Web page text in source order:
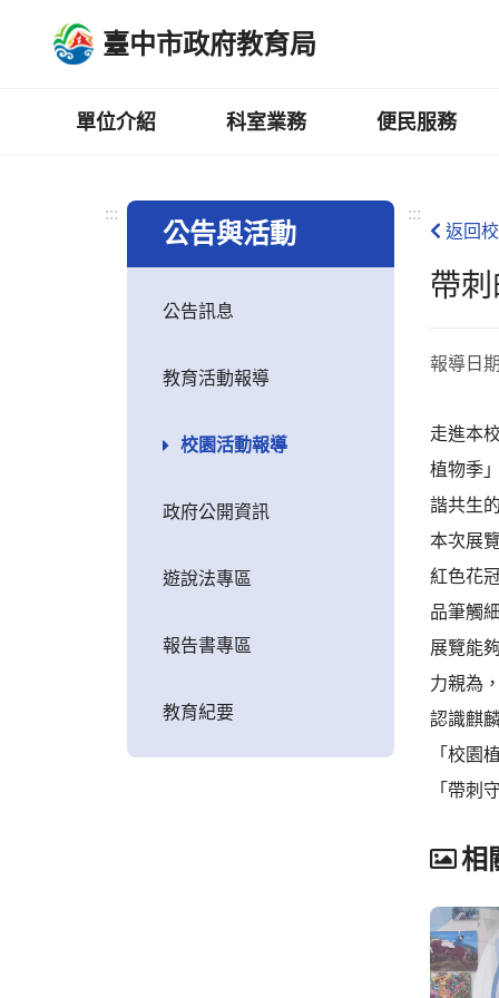
臺中市政府教育局
單位介紹 科室業務 便民服務
:::
公告與活動
公告訊息
教育活動報導
校園活動報導
政府公開資訊
遊說法專區
報告書專區
教育紀要
:::
返回
帶
報導日
走進本
植物季
諧共生
本次展
紅色花
品筆觸
展覽能
力親為
認識麒
「校園
「帶刺
相